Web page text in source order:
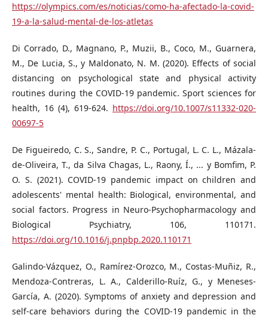
https://olympics.com/es/noticias/como-ha-afectado-la-covid-
19-a-la-salud-mental-de-los-atletas
Di Corrado, D., Magnano, P., Muzii, B., Coco, M., Guarnera,
M., De Lucia, S., y Maldonato, N. M. (2020). Effects of social
distancing on psychological state and physical activity
routines during the COVID-19 pandemic. Sport sciences for
health, 16 (4), 619-624. https://doi.org/10.1007/s11332-020-
00697-5
De Figueiredo, C. S., Sandre, P. C., Portugal, L. C. L., Mázala-
de-Oliveira, T., da Silva Chagas, L., Raony, Í., ... y Bomfim, P.
O. S. (2021). COVID-19 pandemic impact on children and
adolescents' mental health: Biological, environmental, and
social factors. Progress in Neuro-Psychopharmacology and
Biological Psychiatry, 106, 110171.
https://doi.org/10.1016/j.pnpbp.2020.110171
Galindo-Vázquez, O., Ramírez-Orozco, M., Costas-Muñiz, R.,
Mendoza-Contreras, L. A., Calderillo-Ruíz, G., y Meneses-
García, A. (2020). Symptoms of anxiety and depression and
self-care behaviors during the COVID-19 pandemic in the